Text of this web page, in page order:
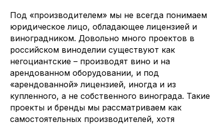
Под «производителем» мы не всегда понимаем
юридическое лицо, обладающее лицензией и
виноградником. Довольно много проектов в
российском виноделии существуют как
негоциантские – производят вино и на
арендованном оборудовании, и под
«арендованной» лицензией, иногда и из
купленного, а не собственного винограда. Такие
проекты и бренды мы рассматриваем как
самостоятельных производителей, хотя